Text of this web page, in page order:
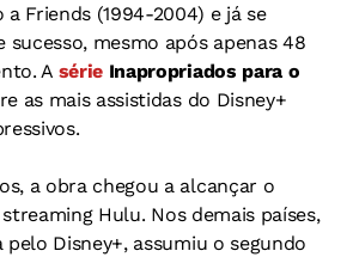
a Friends (1994-2004) e já se
mesmo após apenas 48
A série Inapropriados para o
as mais assistidas do Disney+
a obra chegou a alcançar o
Hulu. Nos demais países,
Disney+, assumiu o segundo